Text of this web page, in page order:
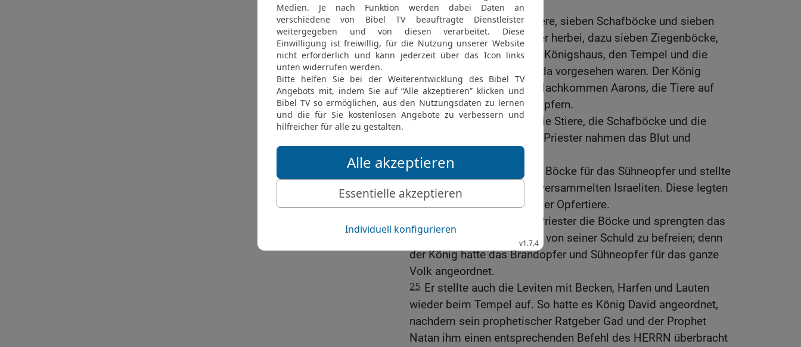
HERRN hinauf.
21 Man brachte sieben Stiere, sieben Schafböcke und sieben
Lämmer für das Brandopfer herbei, dazu sieben Ziegenböcke,
die als Sühneopfer für das Königshaus, den Tempel und die
ganze Bevölkerung von Juda vorgesehen waren. Der König
befahl den Priestern, den Nachkommen Aarons, die Tiere auf
dem Altar des HERRN zu opfern.
22 Nacheinander wurden die Stiere, die Schafböcke und die
Lämmer geschlachtet. Die Priester nahmen das Blut und
sprengten es an den Altar.
23 Zuletzt brachte man die Böcke für das Sühneopfer und stellte
sie vor den König und die versammelten Israeliten. Diese legten
ihre Hände auf die Köpfe der Opfertiere.
Dann schlachteten die Priester die Böcke und sprengten das
Blut an den Altar, um Israel von seiner Schuld zu befreien; denn
der König hatte das Brandopfer und Sühneopfer für das ganze
Volk angeordnet.
25 Er stellte auch die Leviten mit Becken, Harfen und Lauten
wieder beim Tempel auf. So hatte es König David angeordnet,
nachdem sein prophetischer Ratgeber Gad und der Prophet
Natan ihm einen entsprechenden Befehl des HERRN überbracht